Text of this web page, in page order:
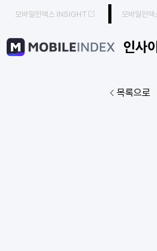
모바일인덱스 INSIGHT 모바일인
인사
목록으로